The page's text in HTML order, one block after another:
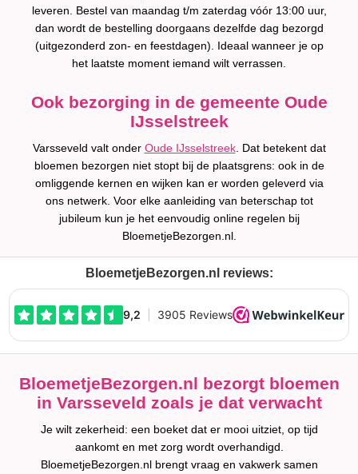
leveren. Bestel van maandag t/m zaterdag vóór 13:00 uur,
dan wordt de bestelling doorgaans dezelfde dag bezorgd
(uitgezonderd zon- en feestdagen). Ideaal wanneer je op
het laatste moment iemand wilt verrassen.
Ook bezorging in de gemeente Oude
IJsselstreek
Varsseveld valt onder Oude IJsselstreek. Dat betekent dat
bloemen bezorgen niet stopt bij de plaatsgrens: ook in de
omliggende kernen en wijken kan er worden geleverd via
ons netwerk. Voor elke aanleiding van beterschap tot
jubileum kun je het eenvoudig online regelen bij
BloemetjeBezorgen.nl.
BloemetjeBezorgen.nl reviews:
BloemetjeBezorgen.nl bezorgt bloemen
in Varsseveld zoals je dat verwacht
Je wilt zekerheid: een boeket dat er mooi uitziet, op tijd
aankomt en met zorg wordt overhandigd.
BloemetjeBezorgen.nl brengt vraag en vakwerk samen